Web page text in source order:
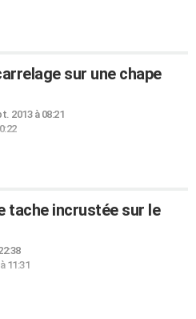
sur une chape
2013 à 08:21
tache incrustée sur le
11:31